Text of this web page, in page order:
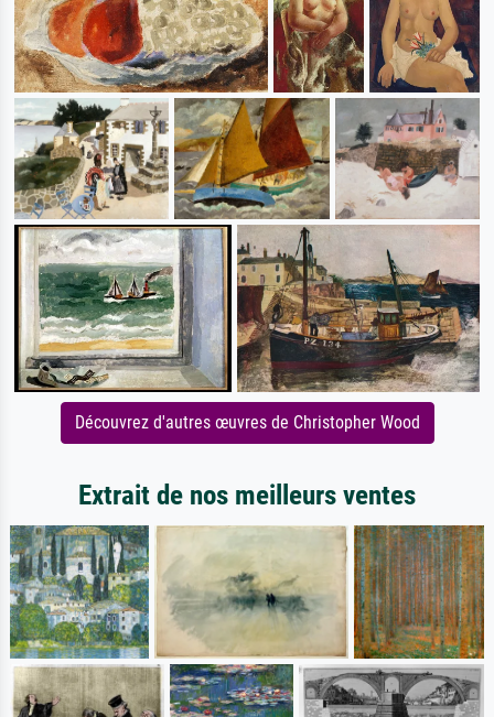
Découvrez d'autres œuvres de Christopher Wood
Extrait de nos meilleurs ventes